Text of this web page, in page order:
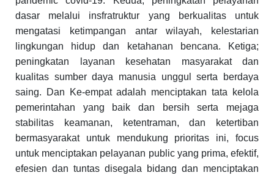
dasar melalui insfratruktur yang berkualitas untuk
mengatasi ketimpangan antar wilayah, kelestarian
lingkungan hidup dan ketahanan bencana. Ketiga;
peningkatan layanan kesehatan masyarakat dan
kualitas sumber daya manusia unggul serta berdaya
saing. Dan Ke-empat adalah menciptakan tata kelola
pemerintahan yang baik dan bersih serta mejaga
stabilitas keamanan, ketentraman, dan ketertiban
bermasyarakat untuk mendukung prioritas ini, focus
untuk menciptakan pelayanan public yang prima, efektif,
efesien dan tuntas disegala bidang dan menciptakan